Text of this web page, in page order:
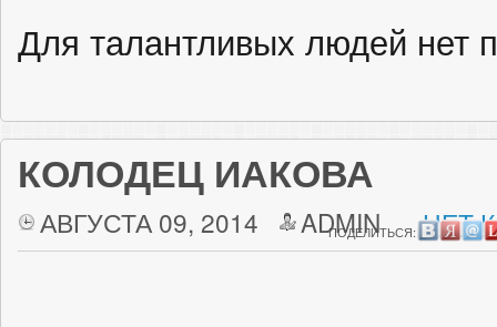
Для талантливых людей нет
КОЛОДЕЦ ИАКОВА
АВГУСТА 09, 2014 ADMIN НЕТ
ПОДЕЛИТЬСЯ: